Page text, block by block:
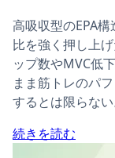
高吸収型のEPA
比を強く押し上
ップ数やMVC低
まま筋トレのパ
するとは限らない
続きを読む